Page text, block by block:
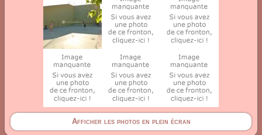
Afficher les photos en plein écran